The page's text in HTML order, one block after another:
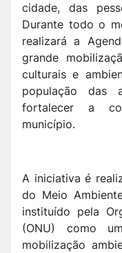
cidade, das
Durante todo o
realizará a
grande
culturais e
população das
fortalecer a
município.
A iniciativa é
do Meio
instituído pela
(ONU) como
mobilização